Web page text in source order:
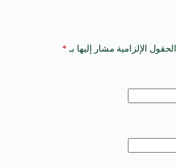
الحقول الإلزامية مشار إليها بـ *